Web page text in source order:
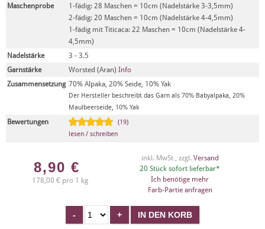
Maschenprobe
1-fädig: 28 Maschen = 10cm (Nadelstärke 3-3,5mm)
2-fädig: 20 Maschen = 10cm (Nadelstärke 4-4,5mm)
1-fädig mit Titicaca: 22 Maschen = 10cm (Nadelstärke 4-
4,5mm)
Nadelstärke
3 - 3.5
Garnstärke
Worsted (Aran) Info
Zusammensetzung 70% Alpaka, 20% Seide, 10% Yak
Der Hersteller beschreibt das Garn als 70% Babyalpaka, 20%
Maulbeerseide, 10% Yak
Bewertungen
(19)
lesen / schreiben
8,90 €
178,00 € pro 1 kg
inkl. MwSt , zzgl. Versand
20 Stück sofort lieferbar*
Ich benötige mehr
Farb-Partie anfragen